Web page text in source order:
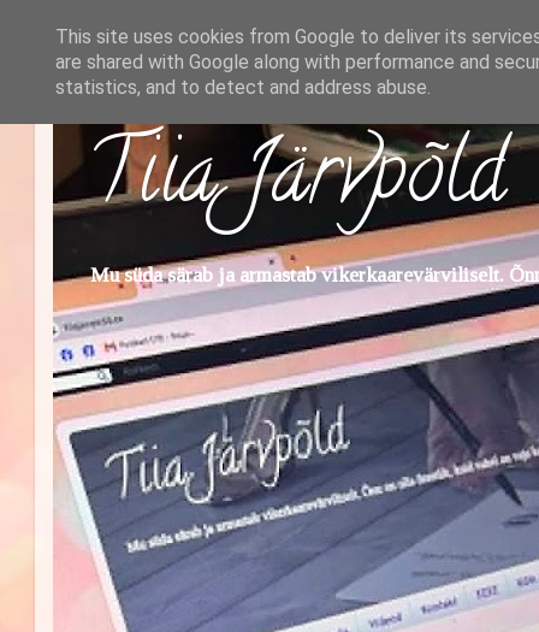
Tiia Järvpõld
Mu süda särab ja armastab vikerkaarevärviliselt.
This site uses cookies from Google to deliver its
are shared with Google along with performance and
statistics, and to detect and address abuse.